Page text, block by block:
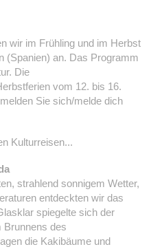
wir im Frühling und im Herbst
(Spanien) an. Das Programm
Die
vom 12. bis 16.
Sie sich/melde dich
Kulturreisen...
strahlend sonnigem Wetter,
entdeckten wir das
spiegelte sich der
Brunnens des
die Kakibäume und